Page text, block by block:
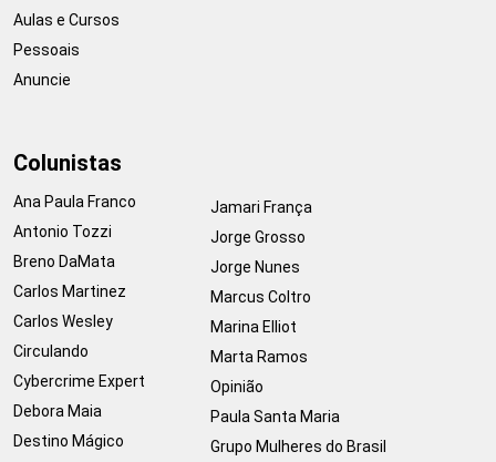
Aulas e Cursos
Pessoais
Anuncie
Colunistas
Ana Paula Franco
Antonio Tozzi
Breno DaMata
Carlos Martinez
Carlos Wesley
Circulando
Cybercrime Expert
Debora Maia
Destino Mágico
Jamari França
Jorge Grosso
Jorge Nunes
Marcus Coltro
Marina Elliot
Marta Ramos
Opinião
Paula Santa Maria
Grupo Mulheres do Brasil